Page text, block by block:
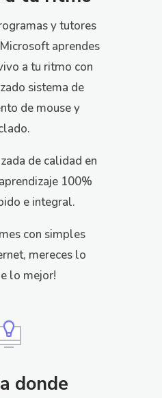
y tutores
aprendes
a tu ritmo con
sistema de
de mouse y
de calidad en
100%
e integral.
con simples
mereces lo
lo mejor!
donde